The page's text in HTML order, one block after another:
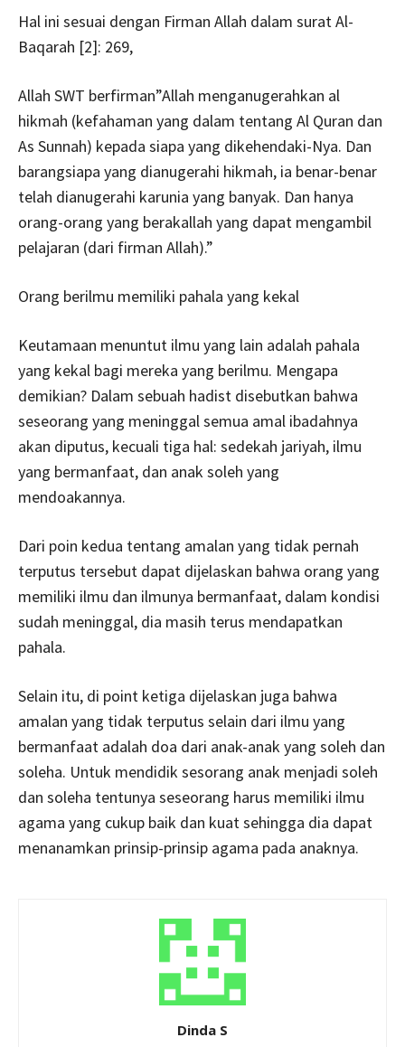
Hal ini sesuai dengan Firman Allah dalam surat Al-
Baqarah [2]: 269,
Allah SWT berfirman”Allah menganugerahkan al
hikmah (kefahaman yang dalam tentang Al Quran dan
As Sunnah) kepada siapa yang dikehendaki-Nya. Dan
barangsiapa yang dianugerahi hikmah, ia benar-benar
telah dianugerahi karunia yang banyak. Dan hanya
orang-orang yang berakallah yang dapat mengambil
pelajaran (dari firman Allah).”
Orang berilmu memiliki pahala yang kekal
Keutamaan menuntut ilmu yang lain adalah pahala
yang kekal bagi mereka yang berilmu. Mengapa
demikian? Dalam sebuah hadist disebutkan bahwa
seseorang yang meninggal semua amal ibadahnya
akan diputus, kecuali tiga hal: sedekah jariyah, ilmu
yang bermanfaat, dan anak soleh yang
mendoakannya.
Dari poin kedua tentang amalan yang tidak pernah
terputus tersebut dapat dijelaskan bahwa orang yang
memiliki ilmu dan ilmunya bermanfaat, dalam kondisi
sudah meninggal, dia masih terus mendapatkan
pahala.
Selain itu, di point ketiga dijelaskan juga bahwa
amalan yang tidak terputus selain dari ilmu yang
bermanfaat adalah doa dari anak-anak yang soleh dan
soleha. Untuk mendidik sesorang anak menjadi soleh
dan soleha tentunya seseorang harus memiliki ilmu
agama yang cukup baik dan kuat sehingga dia dapat
menanamkan prinsip-prinsip agama pada anaknya.
Dinda S